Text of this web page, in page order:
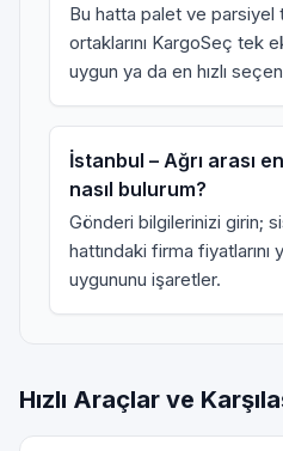
Bu hatta palet ve parsiyel
ortaklarını KargoSeç tek
uygun ya da en hızlı
İstanbul – Ağrı arası
nasıl bulurum?
Gönderi bilgilerinizi girin;
hattındaki firma
uygununu işaretler.
Hızlı Araçlar ve